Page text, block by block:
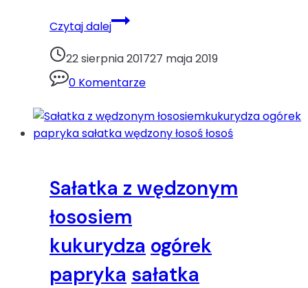
Czytaj dalejSurówka
z
kapusty
z
i
ogórkiemkapusta
surówka
22 sierpnia 201727 maja 2019
0 Komentarze
Sałatka z wędzonym
łososiem
kukurydza ogórek
papryka sałatka